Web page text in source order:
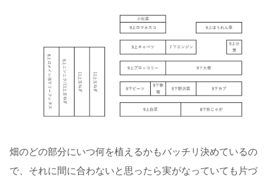
畑のどの部分にいつ何を植えるかもバッチリ決めているの
で、それに間に合わないと思ったら実がなっていても片づ